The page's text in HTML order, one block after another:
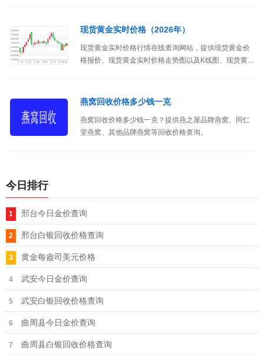
现货黄金实时价格（2026年）
现货黄金实时价格行情在线查询网站，提供现货黄金价
格报价、现货黄金实时价格走势图以及K线图、现货黄金
燕窝回收价格多少钱一克
燕窝回收价格多少钱一克？提供燕之屋品牌燕窝、同仁
堂燕窝、其他品牌燕窝等回收价格查询。
今日排行
邢台今日金价查询
邢台白银回收价格查询
黄金每盎司美元价格
武安今日金价查询
武安白银回收价格查询
曲周县今日金价查询
曲周县白银回收价格查询